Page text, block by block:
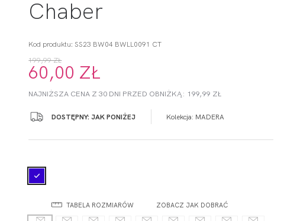
Chaber
Kod produktu: SS23 BW04 BWLL0091 CT
199,99 ZŁ
60,00 ZŁ
NAJNIŻSZA CENA Z 30 DNI PRZED OBNIŻKĄ: 199,99 ZŁ
DOSTĘPNY: JAK PONIŻEJ Kolekcja: MADERA
TABELA ROZMIARÓW ZOBACZ JAK DOBRAĆ